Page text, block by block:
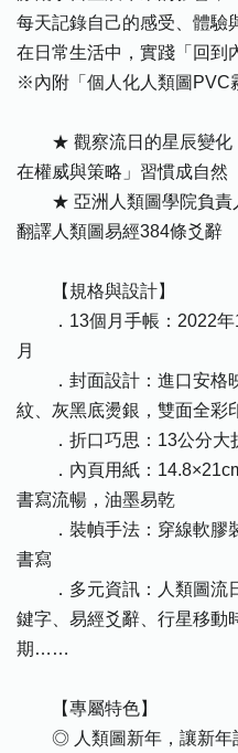
每天記錄自己的感受、體驗
在日常生活中，實踐「回到
※內附「個人化人類圖PVC
★ 觀察流日的星辰變化
在權威與策略」習慣成自然
★ 亞洲人類圖學院負責
翻譯人類圖易經384條爻辭
【規格與設計】
．13個月手帳：2022年1
月
．封面設計：進口安格
紋、灰黑底燙銀，雙面全彩
．折口巧思：13公分大
．內頁用紙：14.8×21cm
書寫流暢，油墨易乾
．裝幀手法：穿線軟膠
書寫
．多元資訊：人類圖流
鍵字、易經爻辭、行星移動
期……
【專屬特色】
◎ 人類圖新年，讓新年